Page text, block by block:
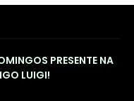
PRESENTE NA
LUIGI!